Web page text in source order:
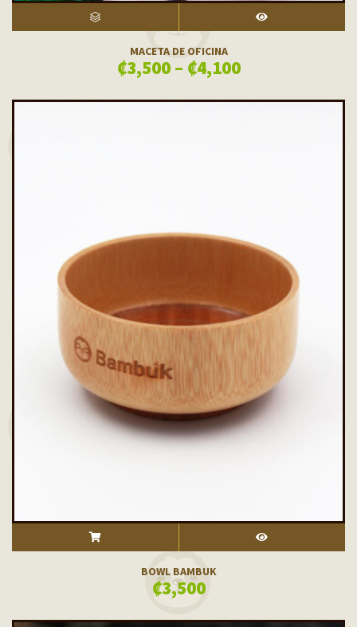
MACETA DE OFICINA
₡3,500– ₡4,100
BOWL BAMBUK
₡3,500